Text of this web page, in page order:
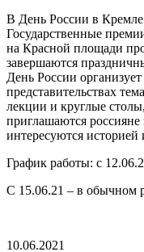
В День России в
Государственные
на Красной площади
завершаются
День России
представительствах
лекции и круглые
приглашаются
интересуются историей
График работы: с
С 15.06.21 – в обычном
10.06.2021